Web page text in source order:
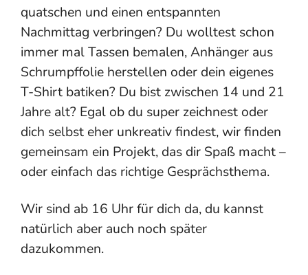
quatschen und einen entspannten
Nachmittag verbringen? Du wolltest schon
immer mal Tassen bemalen, Anhänger aus
Schrumpffolie herstellen oder dein eigenes
T-Shirt batiken? Du bist zwischen 14 und 21
Jahre alt? Egal ob du super zeichnest oder
dich selbst eher unkreativ findest, wir finden
gemeinsam ein Projekt, das dir Spaß macht –
oder einfach das richtige Gesprächsthema.
Wir sind ab 16 Uhr für dich da, du kannst
natürlich aber auch noch später
dazukommen.